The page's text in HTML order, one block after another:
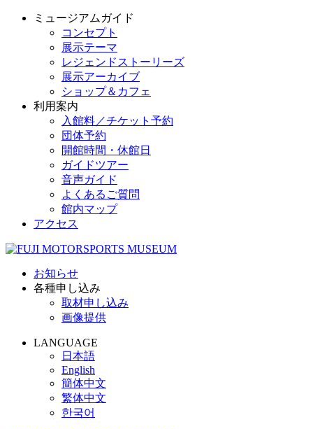
ミュージアムガイド
コンセプト
展示テーマ
レジェンドストーリーズ
展示アーカイブ
ショップ＆カフェ
利用案内
入館料／チケット予約
団体予約
開館時間・休館日
ガイドツアー
音声ガイド
よくあるご質問
館内マップ
アクセス
お知らせ
各種申し込み
取材申し込み
画像提供
LANGUAGE
日本語
English
簡体中文
繁体中文
한국어